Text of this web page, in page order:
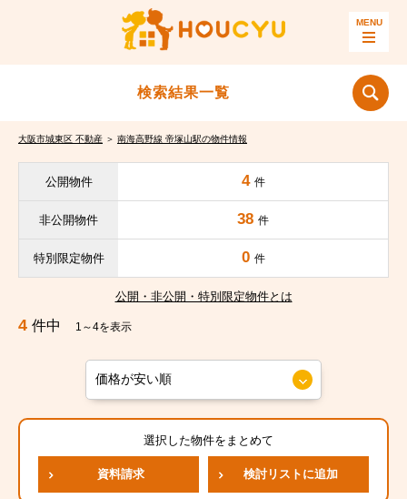
検索結果一覧
大阪市城東区 不動産 ＞ 南海高野線 帝塚山駅の物件情報
公開物件 4 件
非公開物件 38 件
特別限定物件 0 件
公開・非公開・特別限定物件とは
4 件中 1～4を表示
選択した物件をまとめて
資料請求 検討リストに追加